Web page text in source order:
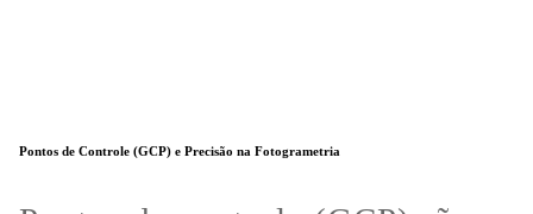
Pontos de Controle (GCP) e Precisão na Fotogrametria